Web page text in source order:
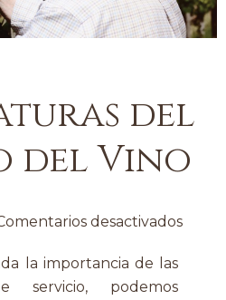
del
del Vino
desactivadosen
la importancia de las
servicio, podemos